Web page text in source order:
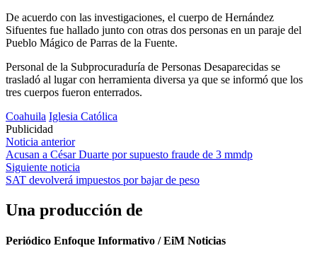
De acuerdo con las investigaciones, el cuerpo de Hernández
Sifuentes fue hallado junto con otras dos personas en un paraje del
Pueblo Mágico de Parras de la Fuente.
Personal de la Subprocuraduría de Personas Desaparecidas se
trasladó al lugar con herramienta diversa ya que se informó que los
tres cuerpos fueron enterrados.
Coahuila Iglesia Católica
Publicidad
Navegación
de
entradas
Noticia anterior
Acusan a César Duarte por supuesto fraude de 3 mmdp
Siguiente noticia
SAT devolverá impuestos por bajar de peso
Una producción de
Periódico Enfoque Informativo / EiM Noticias